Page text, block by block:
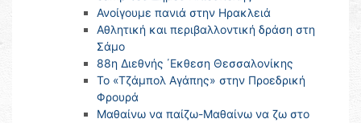
Ανοίγουμε πανιά στην Ηρακλειά
Αθλητική και περιβαλλοντική δράση στη
Σάμο
88η Διεθνής ΄Εκθεση Θεσσαλονίκης
Το «Τζάμπολ Αγάπης» στην Προεδρική
Φρουρά
Μαθαίνω να παίζω-Μαθαίνω να ζω στο